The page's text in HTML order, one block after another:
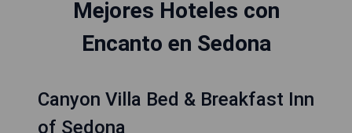
Mejores Hoteles con
Encanto en Sedona
Canyon Villa Bed & Breakfast Inn
of Sedona